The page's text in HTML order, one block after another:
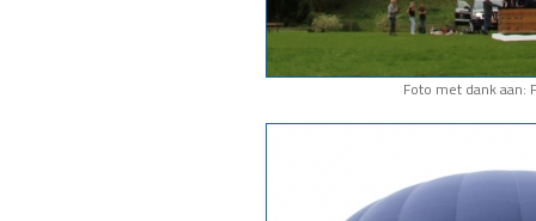
Foto met dank aan: